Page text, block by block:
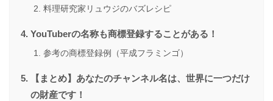
料理研究家リュウジのバズレシピ
YouTuberの名称も商標登録することがある！
参考の商標登録例（平成フラミンゴ）
【まとめ】あなたのチャンネル名は、世界に一つだけ
の財産です！